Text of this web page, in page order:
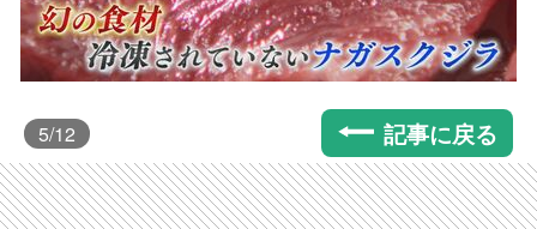
5/12 記事に戻る